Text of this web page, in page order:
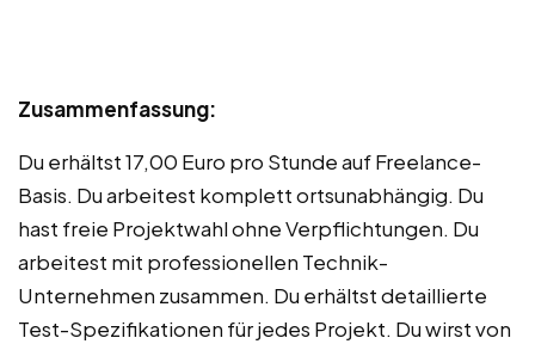
Zusammenfassung:
Du erhältst 17,00 Euro pro Stunde auf Freelance-
Basis. Du arbeitest komplett ortsunabhängig. Du
hast freie Projektwahl ohne Verpflichtungen. Du
arbeitest mit professionellen Technik-
Unternehmen zusammen. Du erhältst detaillierte
Test-Spezifikationen für jedes Projekt. Du wirst von